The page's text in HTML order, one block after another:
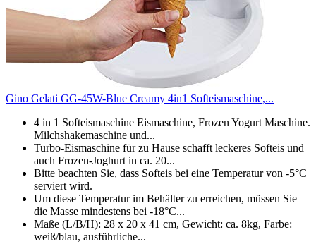
Gino Gelati GG-45W-Blue Creamy 4in1 Softeismaschine,...
4 in 1 Softeismaschine Eismaschine, Frozen Yogurt Maschine.
Milchshakemaschine und...
Turbo-Eismaschine für zu Hause schafft leckeres Softeis und
auch Frozen-Joghurt in ca. 20...
Bitte beachten Sie, dass Softeis bei eine Temperatur von -5°C
serviert wird.
Um diese Temperatur im Behälter zu erreichen, müssen Sie
die Masse mindestens bei -18°C...
Maße (L/B/H): 28 x 20 x 41 cm, Gewicht: ca. 8kg, Farbe:
weiß/blau, ausführliche...